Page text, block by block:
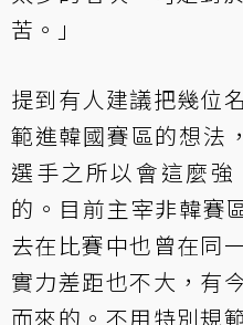
苦。」
提到有人建議把幾位
範進韓國賽區的想法
選手之所以會這麼
的。目前主宰非韓賽
去在比賽中也曾在同
實力差距也不大，有
而來的。不用特別規